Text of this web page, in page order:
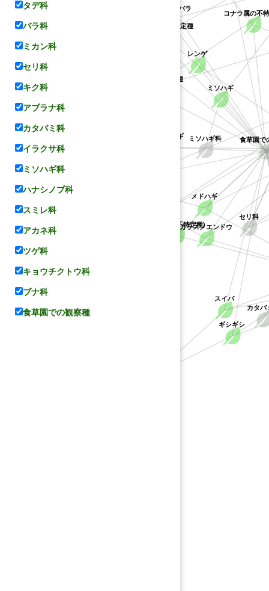
ヤマハギ
メドハギ
レンゲ
カラスノエンドウ
サルトリイバラ
スイバ
ギシギシ
バラ科
セリ科
カタバ
ミソハギ科
ミソハギ
ハナシノブ科
(ハギ属の不特定種)
クソカズラ属の不特定種
キジョラン属の不特定種
コナラ属の不
食草園で
タデ科
バラ科
ミカン科
セリ科
キク科
アブラナ科
カタバミ科
イラクサ科
ミソハギ科
ハナシノブ科
スミレ科
アカネ科
ツゲ科
キョウチクトウ科
ブナ科
食草園での観察種